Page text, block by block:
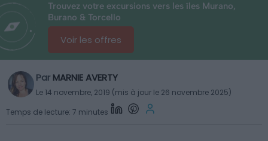
Trouvez votre excursions vers les îles Murano,
Burano & Torcello
Voir les offres
Par MARNIE AVERTY
Le 14 novembre, 2019 (mis à jour le 26 novembre 2025)
Temps de lecture: 7 minutes